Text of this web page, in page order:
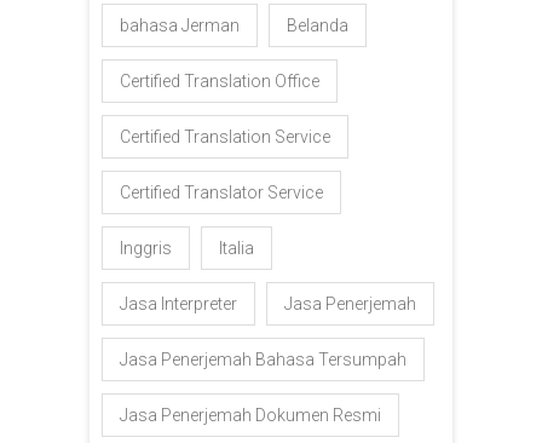
bahasa Jerman Belanda
Certified Translation Office
Certified Translation Service
Certified Translator Service
Inggris Italia
Jasa Interpreter Jasa Penerjemah
Jasa Penerjemah Bahasa Tersumpah
Jasa Penerjemah Dokumen Resmi